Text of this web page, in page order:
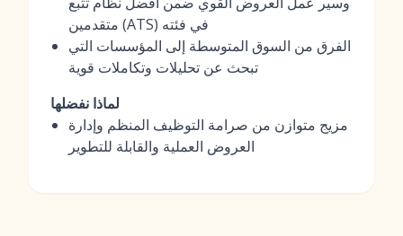
متقدمين (ATS) في فئته
الفرق من السوق المتوسطة إلى المؤسسات التي
تبحث عن تحليلات وتكاملات قوية
لماذا نفضلها
مزيج متوازن من صرامة التوظيف المنظم وإدارة
العروض العملية والقابلة للتطوير